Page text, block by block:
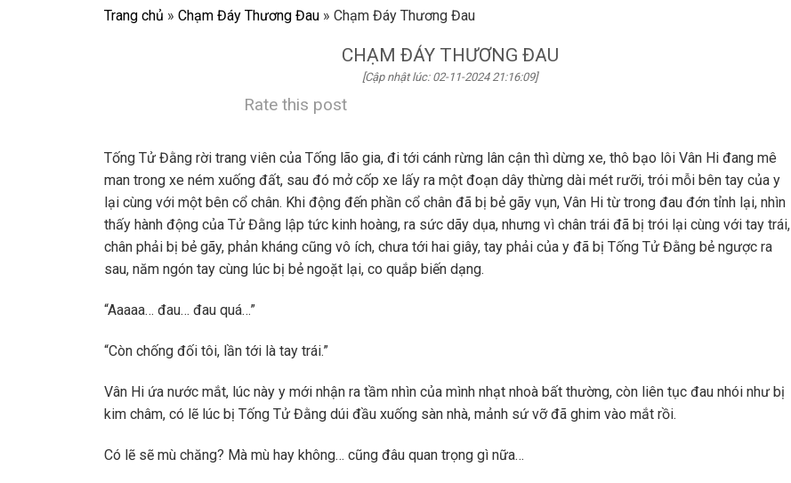
Trang chủ » Chạm Đáy Thương Đau » Chạm Đáy Thương Đau
CHẠM ĐÁY THƯƠNG ĐAU
[Cập nhật lúc: 02-11-2024 21:16:09]
Rate this post
Tống Tử Đằng rời trang viên của Tống lão gia, đi tới cánh rừng lân cận thì dừng xe, thô bạo lôi Vân Hi đang mê
man trong xe ném xuống đất, sau đó mở cốp xe lấy ra một đoạn dây thừng dài mét rưỡi, trói mỗi bên tay của y
lại cùng với một bên cổ chân. Khi động đến phần cổ chân đã bị bẻ gãy vụn, Vân Hi từ trong đau đớn tỉnh lại, nhìn
thấy hành động của Tử Đằng lập tức kinh hoàng, ra sức dãy dụa, nhưng vì chân trái đã bị trói lại cùng với tay trái,
chân phải bị bẻ gãy, phản kháng cũng vô ích, chưa tới hai giây, tay phải của y đã bị Tống Tử Đằng bẻ ngược ra
sau, năm ngón tay cùng lúc bị bẻ ngoặt lại, co quắp biến dạng.
“Aaaaa… đau… đau quá…”
“Còn chống đối tôi, lần tới là tay trái.”
Vân Hi ứa nước mắt, lúc này y mới nhận ra tầm nhìn của mình nhạt nhoà bất thường, còn liên tục đau nhói như bị
kim châm, có lẽ lúc bị Tống Tử Đằng dúi đầu xuống sàn nhà, mảnh sứ vỡ đã ghim vào mắt rồi.
Có lẽ sẽ mù chăng? Mà mù hay không… cũng đâu quan trọng gì nữa…